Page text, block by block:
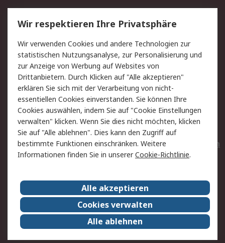
Service
Value Added Services
Lieferlösungen
Rücksendungen
Kontakt
Hilfe
Privatkunden
Rechtliches
AGB
Datenschutz
Cookie-Richtlinie
Zahlungsbedingungen
Copyright/Impressum
Entsorgung
Elektrogeräte/Batterien
RS weltweit
Karriere bei RS
Nachhaltigkeit
Qualität/Umwelt/ZertifikatePresse-Center
Event-Center
Wir respektieren Ihre Privatsphäre
Wir verwenden Cookies und andere Technologien zur
statistischen Nutzungsanalyse, zur Personalisierung und
zur Anzeige von Werbung auf Websites von
Drittanbietern. Durch Klicken auf "Alle akzeptieren"
erklären Sie sich mit der Verarbeitung von nicht-
essentiellen Cookies einverstanden. Sie können Ihre
Cookies auswählen, indem Sie auf "Cookie Einstellungen
verwalten" klicken. Wenn Sie dies nicht möchten, klicken
Sie auf "Alle ablehnen". Dies kann den Zugriff auf
bestimmte Funktionen einschränken. Weitere
Informationen finden Sie in unsererCookie-Richtlinie.
Alle akzeptieren
Cookies verwalten
Alle ablehnen